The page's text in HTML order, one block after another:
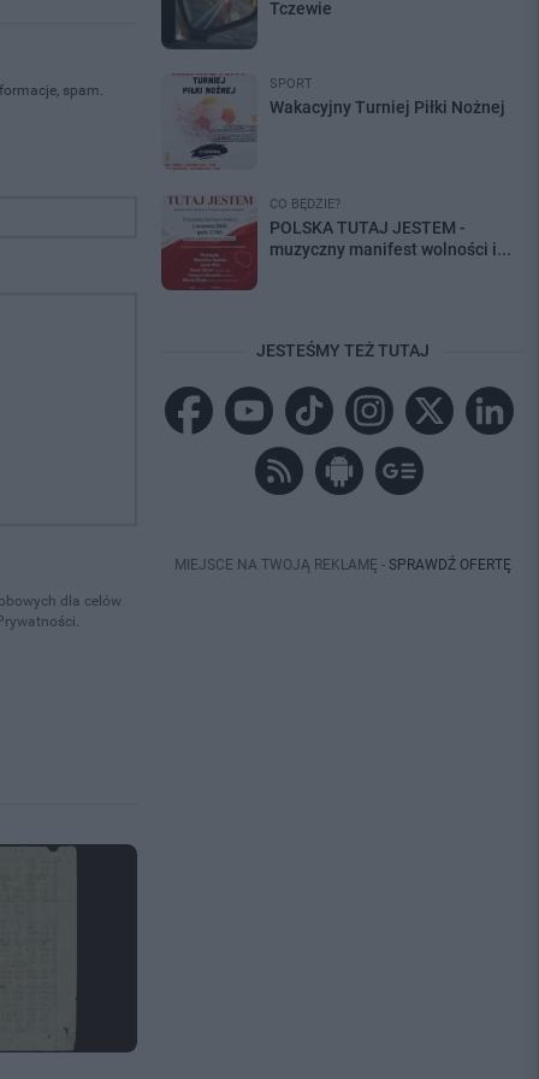
spam.
dla celów
Tczewie
SPORT
Wakacyjny Turniej Piłki Nożnej
CO BĘDZIE?
POLSKA TUTAJ JESTEM -
muzyczny manifest wolności i...
JESTEŚMY TEŻ TUTAJ
MIEJSCE NA TWOJĄ REKLAMĘ - SPRAWDŹ OFERTĘ